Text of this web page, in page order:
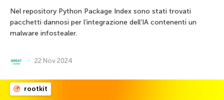
Nel repository Python Package Index sono stati trovati
pacchetti dannosi per l’integrazione dell’IA contenenti un
malware infostealer.
22 Nov 2024
rootkit